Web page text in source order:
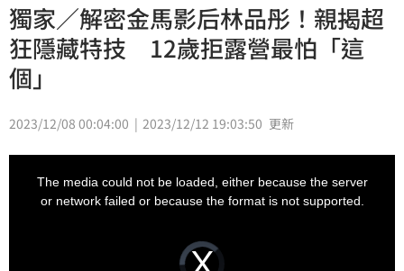
獨家／解密金馬影后林品彤！親揭超
狂隱藏特技 12歲拒露營最怕「這
個」
2023/12/08 00:04:00 2023/12/12 19:03:50 更新
Video
Player
The media could not be loaded, either because the server
or network failed or because the format is not supported.